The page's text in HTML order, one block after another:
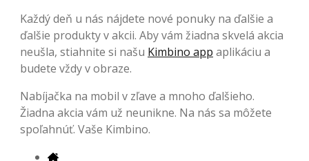
Každý deň u nás nájdete nové ponuky na ďalšie a
ďalšie produkty v akcii. Aby vám žiadna skvelá akcia
neušla, stiahnite si našu Kimbino app aplikáciu a
budete vždy v obraze.
Nabíjačka na mobil v zľave a mnoho ďalšieho.
Žiadna akcia vám už neunikne. Na nás sa môžete
spoľahnúť. Vaše Kimbino.